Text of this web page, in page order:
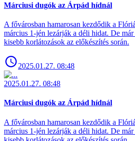
Márciusi dugók az Árpád hídnál
A fővárosban hamarosan kezdődik a
március 1-jén lezárják a déli hidat. De
kisebb korlátozások az előkészítés során.
2025.01.27. 08:48
2025.01.27. 08:48
Márciusi dugók az Árpád hídnál
A fővárosban hamarosan kezdődik a
március 1-jén lezárják a déli hidat. De